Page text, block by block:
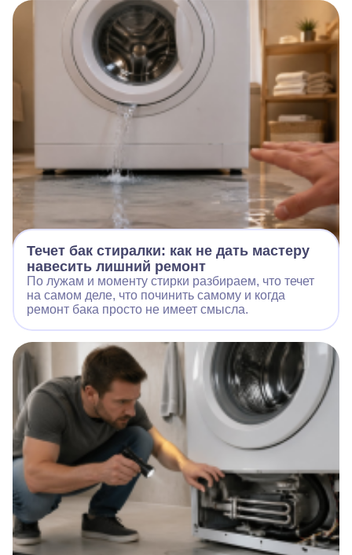
Течет бак стиралки: как не дать мастеру
навесить лишний ремонт
По лужам и моменту стирки разбираем, что течет
на самом деле, что починить самому и когда
ремонт бака просто не имеет смысла.